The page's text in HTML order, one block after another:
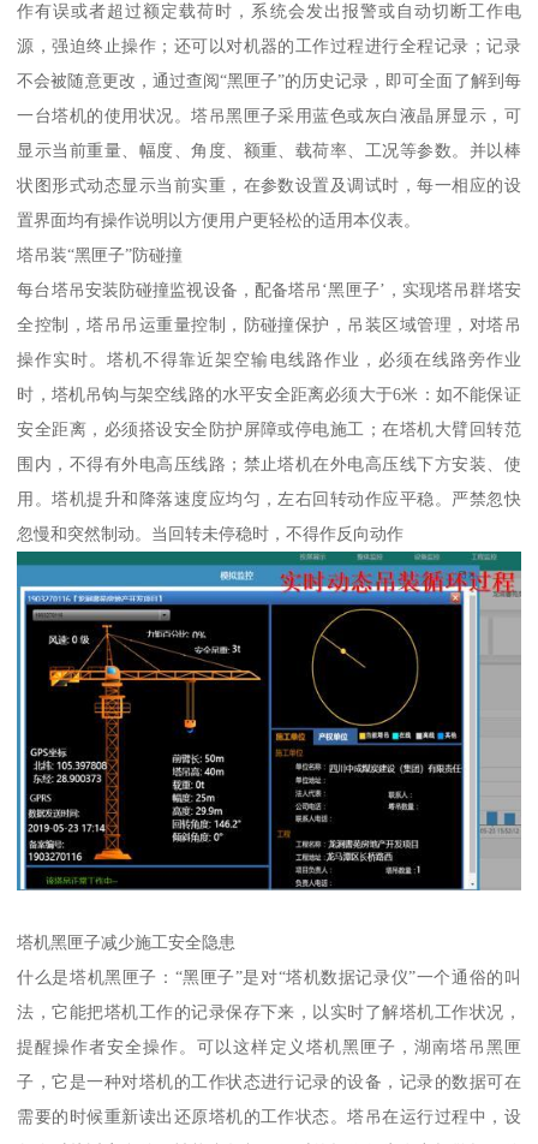
作有误或者超过额定载荷时，系统会发出报警或自动切断工作电
源，强迫终止操作；还可以对机器的工作过程进行全程记录；记录
不会被随意更改，通过查阅“黑匣子”的历史记录，即可全面了解到每
一台塔机的使用状况。塔吊黑匣子采用蓝色或灰白液晶屏显示，可
显示当前重量、幅度、角度、额重、载荷率、工况等参数。并以棒
状图形式动态显示当前实重，在参数设置及调试时，每一相应的设
置界面均有操作说明以方便用户更轻松的适用本仪表。
塔吊装“黑匣子”防碰撞
每台塔吊安装防碰撞监视设备，配备塔吊‘黑匣子’，实现塔吊群塔安
全控制，塔吊吊运重量控制，防碰撞保护，吊装区域管理，对塔吊
操作实时。塔机不得靠近架空输电线路作业，必须在线路旁作业
时，塔机吊钩与架空线路的水平安全距离必须大于6米：如不能保证
安全距离，必须搭设安全防护屏障或停电施工；在塔机大臂回转范
围内，不得有外电高压线路；禁止塔机在外电高压线下方安装、使
用。塔机提升和降落速度应均匀，左右回转动作应平稳。严禁忽快
忽慢和突然制动。当回转未停稳时，不得作反向动作
塔机黑匣子减少施工安全隐患
什么是塔机黑匣子：“黑匣子”是对“塔机数据记录仪”一个通俗的叫
法，它能把塔机工作的记录保存下来，以实时了解塔机工作状况，
提醒操作者安全操作。可以这样定义塔机黑匣子，湖南塔吊黑匣
子，它是一种对塔机的工作状态进行记录的设备，记录的数据可在
需要的时候重新读出还原塔机的工作状态。塔吊在运行过程中，设